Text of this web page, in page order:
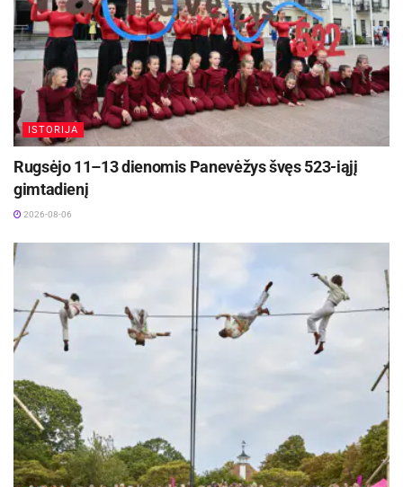
ISTORIJA
Rugsėjo 11–13 dienomis Panevėžys švęs 523-iąjį
gimtadienį
2026-08-06